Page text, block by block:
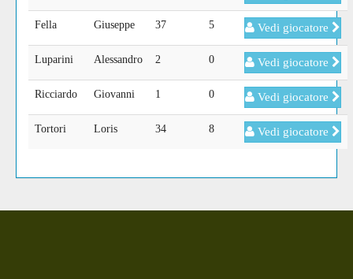
Fella Giuseppe 37 5 Vedi giocatore
Luparini Alessandro 2 0 Vedi giocatore
Ricciardo Giovanni 1 0 Vedi giocatore
Tortori Loris 34 8 Vedi giocatore